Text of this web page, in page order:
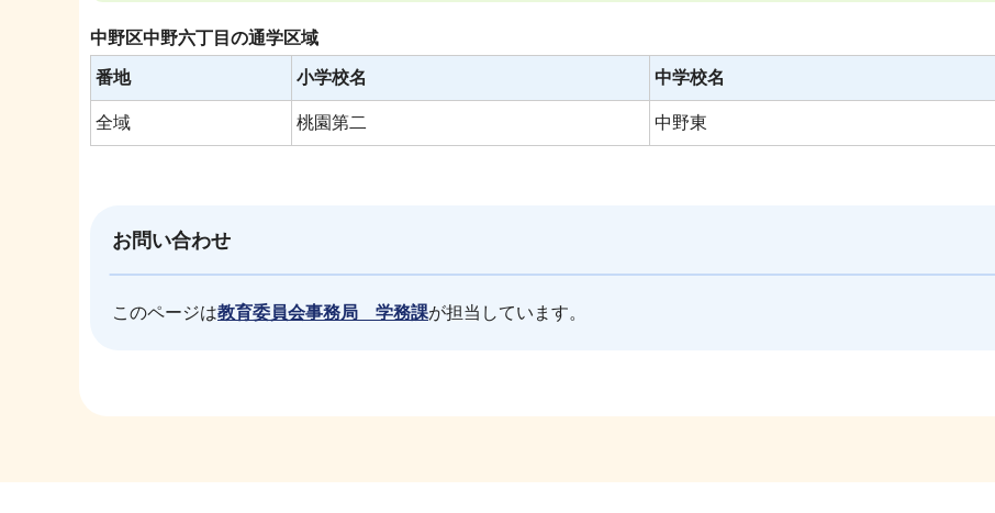
中野区中野六丁目の通学区域
番地 小学校名 中学校名
全域 桃園第二 中野東
お問い合わせ
このページは教育委員会事務局 学務課が担当しています。